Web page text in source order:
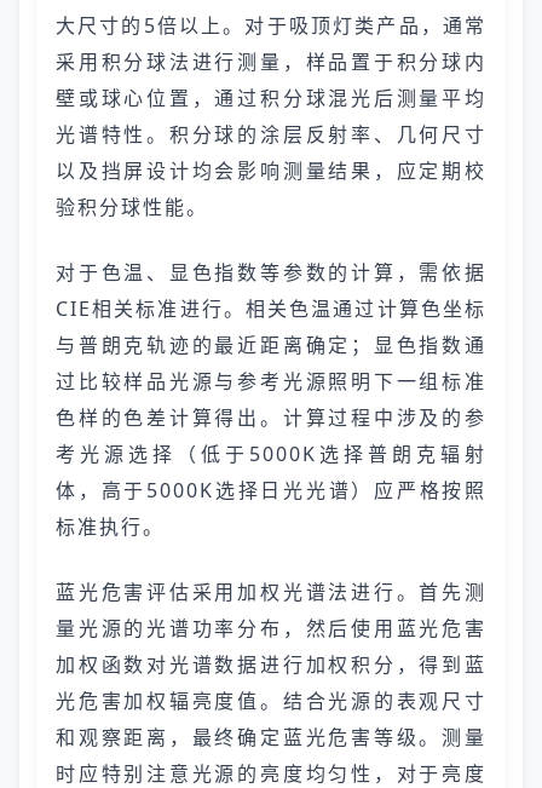
大尺寸的5倍以上。对于吸顶灯类产品，通常
采用积分球法进行测量，样品置于积分球内
壁或球心位置，通过积分球混光后测量平均
光谱特性。积分球的涂层反射率、几何尺寸
以及挡屏设计均会影响测量结果，应定期校
验积分球性能。
对于色温、显色指数等参数的计算，需依据
CIE相关标准进行。相关色温通过计算色坐标
与普朗克轨迹的最近距离确定；显色指数通
过比较样品光源与参考光源照明下一组标准
色样的色差计算得出。计算过程中涉及的参
考光源选择（低于5000K选择普朗克辐射
体，高于5000K选择日光光谱）应严格按照
标准执行。
蓝光危害评估采用加权光谱法进行。首先测
量光源的光谱功率分布，然后使用蓝光危害
加权函数对光谱数据进行加权积分，得到蓝
光危害加权辐亮度值。结合光源的表观尺寸
和观察距离，最终确定蓝光危害等级。测量
时应特别注意光源的亮度均匀性，对于亮度